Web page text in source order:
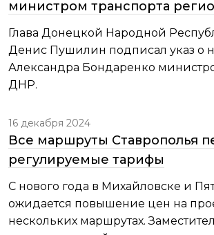
министром транспорта
Глава Донецкой Народной
Денис Пушилин подписал указ о
Александра Бондаренко
ДНР.
16 декабря 2024
Все маршруты Ставрополья
регулируемые тарифы
С нового года в Михайловске и
ожидается повышение цен на
нескольких маршрутах.